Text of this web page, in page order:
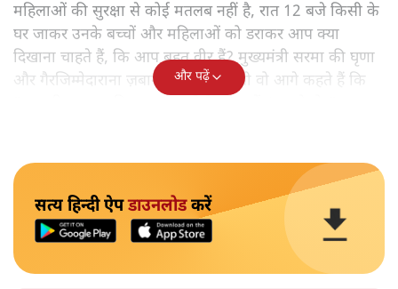
महिलाओं की सुरक्षा से कोई मतलब नहीं है, रात 12 बजे किसी के
घर जाकर उनके बच्चों और महिलाओं को डराकर आप क्या
दिखाना चाहते हैं, कि आप बहुत वीर हैं? मुख्यमंत्री सरमा की घृणा
और गैरजिम्मेदाराना ज़बान यहीं नहीं रुकती वो आगे कहते हैं कि
और पढ़ें
सत्य हिन्दी ऐपडाउनलोडकरें